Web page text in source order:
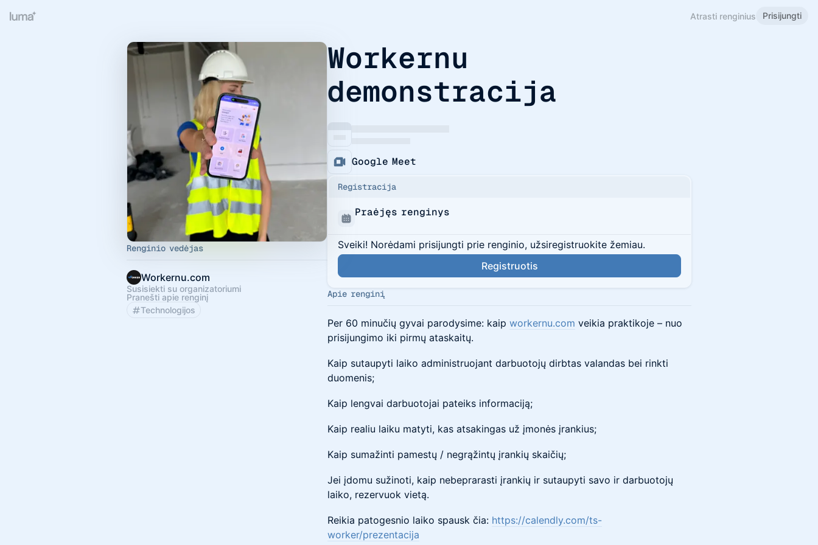
Atrasti renginius Prisijungti
Renginio vedėjas
Workernu.com
Susisiekti su organizatoriumi
Pranešti apie renginį
Technologijos
Workernu
demonstracija
Google Meet
Registracija
Praėjęs renginys
Sveiki! Norėdami prisijungti prie renginio, užsiregistruokite žemiau.
Registruotis
Apie renginį
Per 60 minučių gyvai parodysime: kaip workernu.com veikia praktikoje – nuo
prisijungimo iki pirmų ataskaitų.
​​​​​Kaip sutaupyti laiko administruojant darbuotojų dirbtas valandas bei rinkti
duomenis;
​​​​​Kaip lengvai darbuotojai pateiks informaciją;
​​​​​Kaip realiu laiku matyti, kas atsakingas už įmonės įrankius;
​​​​​Kaip sumažinti pamestų / negrąžintų įrankių skaičių;
​​​​​Jei įdomu sužinoti, kaip nebeprarasti įrankių ir sutaupyti savo ir darbuotojų
laiko, rezervuok vietą.
​​​​​Reikia patogesnio laiko spausk čia: https://calendly.com/ts-
worker/prezentacija